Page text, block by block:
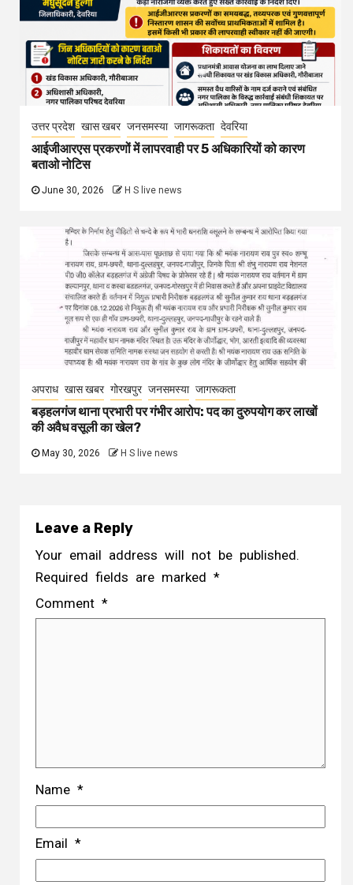
उत्तर प्रदेश खास खबर जनसमस्या जागरूकता देवरिया
आईजीआरएस प्रकरणों में लापरवाही पर 5 अधिकारियों को कारण
बताओ नोटिस
June 30, 2026 H S live news
अपराध खास खबर गोरखपुर जनसमस्या जागरूकता
बड़हलगंज थाना प्रभारी पर गंभीर आरोप: पद का दुरुपयोग कर लाखों
की अवैध वसूली का खेल?
May 30, 2026 H S live news
Leave a Reply
Your email address will not be published.
Required fields are marked *
Comment *
Name *
Email *